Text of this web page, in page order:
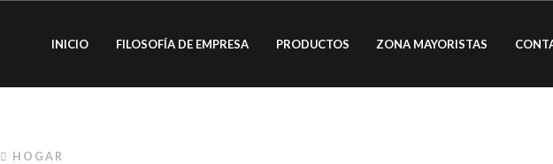
INICIO FILOSOFÍA DE EMPRESA PRODUCTOS ZONA MAYORISTAS
HOGAR